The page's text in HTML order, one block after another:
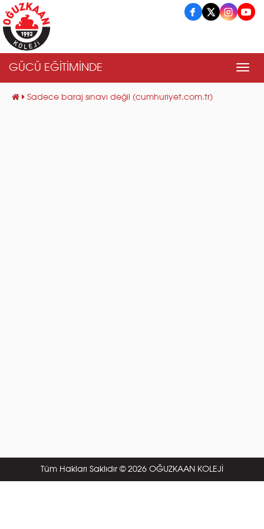
GÜCÜ EĞİTİMİNDE
Sadece baraj sınavı değil (cumhuriyet.com.tr)
Tüm Hakları Saklıdır © 2026 OĞUZKAAN KOLEJİ